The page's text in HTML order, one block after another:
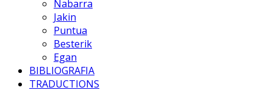
Nabarra
Jakin
Puntua
Besterik
Egan
BIBLIOGRAFIA
TRADUCTIONS